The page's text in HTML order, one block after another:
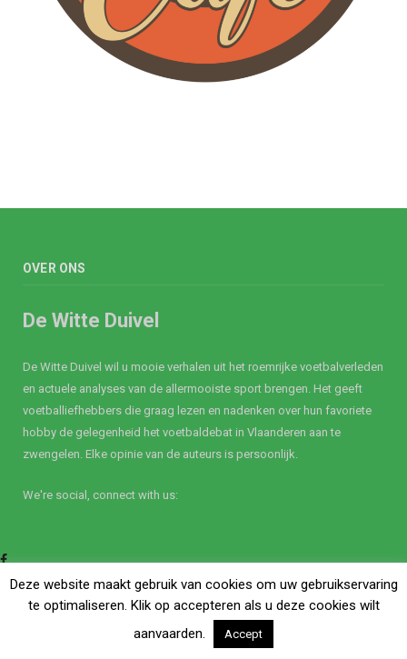
OVER ONS
De Witte Duivel
De Witte Duivel wil u mooie verhalen uit het roemrijke voetbalverleden
en actuele analyses van de allermooiste sport brengen. Het geeft
voetballiefhebbers die graag lezen en nadenken over hun favoriete
hobby de gelegenheid het voetbaldebat in Vlaanderen aan te
zwengelen. Elke opinie van de auteurs is persoonlijk.
We're social, connect with us:
Facebook
Twitter
Deze website maakt gebruik van cookies om uw gebruikservaring
te optimaliseren. Klik op accepteren als u deze cookies wilt
aanvaarden.
Accept